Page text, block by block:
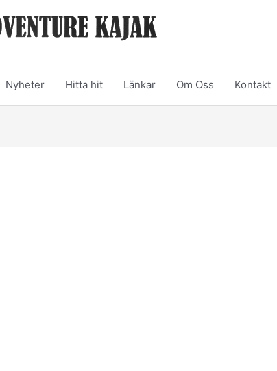
Nyheter Hitta hit Länkar Om Oss Kontakt